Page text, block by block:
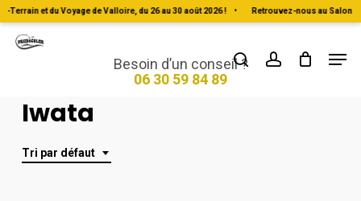
et du Voyage de Valloire, du 26 au 30 août 2026 ! Retrouvez-nous au Salon
Skip
Besoin d’un conseil ?
06 30 59 84 89
searchaccount
Iwata
Tri par défaut
Close